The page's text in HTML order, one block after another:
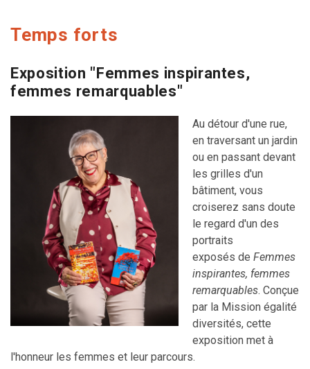
Temps forts
Exposition "Femmes inspirantes,
femmes remarquables"
Au détour d'une rue,
en traversant un jardin
ou en passant devant
les grilles d'un
bâtiment, vous
croiserez sans doute
le regard d'un des
portraits
exposés de Femmes
inspirantes, femmes
remarquables. Conçue
par la Mission égalité
diversités, cette
exposition met à
l'honneur les femmes et leur parcours.